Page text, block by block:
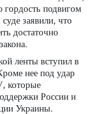
гордость подвигом
заявили, что
достаточно
ленты вступил в
нее под удар
, которые
России и
Украины.